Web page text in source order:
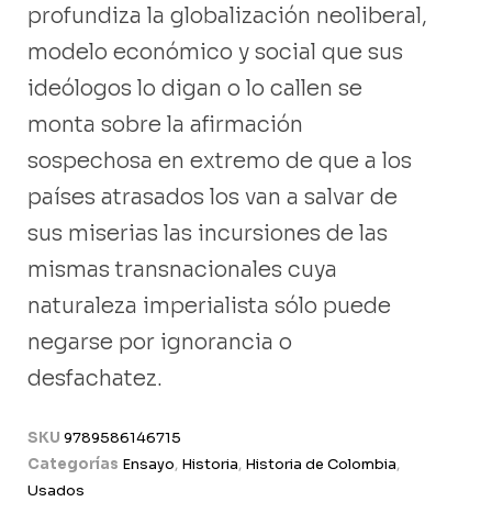
profundiza la globalización neoliberal,
modelo económico y social que sus
ideólogos lo digan o lo callen se
monta sobre la afirmación
sospechosa en extremo de que a los
países atrasados los van a salvar de
sus miserias las incursiones de las
mismas transnacionales cuya
naturaleza imperialista sólo puede
negarse por ignorancia o
desfachatez.
SKU 9789586146715
Categorías Ensayo, Historia, Historia de Colombia,
Usados